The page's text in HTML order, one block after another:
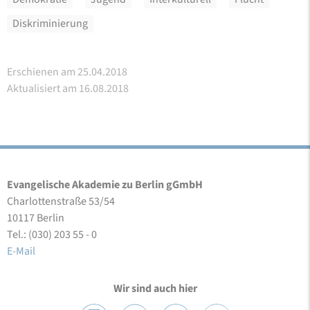
Diskriminierung
Erschienen am 25.04.2018
Aktualisiert am 16.08.2018
Evangelische Akademie zu Berlin gGmbH
Charlottenstraße 53/54
10117 Berlin
Tel.: (030) 203 55 - 0
E-Mail
Wir sind auch hier